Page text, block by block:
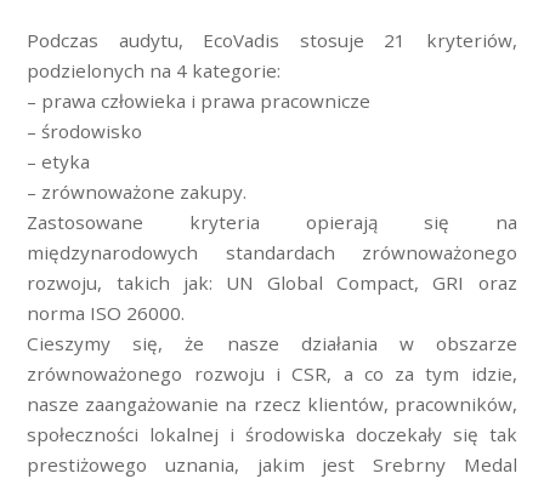
Podczas audytu, EcoVadis stosuje 21 kryteriów,
podzielonych na 4 kategorie:
– prawa człowieka i prawa pracownicze
– środowisko
– etyka
– zrównoważone zakupy.
Zastosowane kryteria opierają się na
międzynarodowych standardach zrównoważonego
rozwoju, takich jak: UN Global Compact, GRI oraz
norma ISO 26000.
Cieszymy się, że nasze działania w obszarze
zrównoważonego rozwoju i CSR, a co za tym idzie,
nasze zaangażowanie na rzecz klientów, pracowników,
społeczności lokalnej i środowiska doczekały się tak
prestiżowego uznania, jakim jest Srebrny Medal